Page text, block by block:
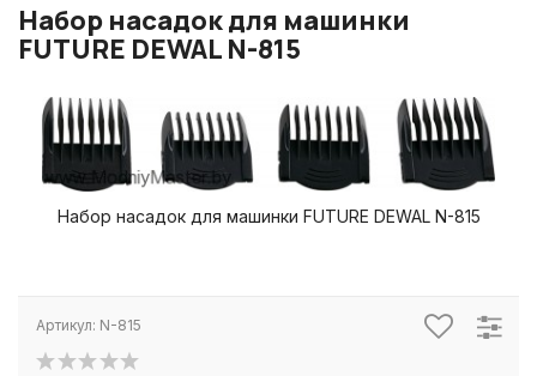
Набор насадок для машинки
FUTURE DEWAL N-815
Набор насадок для машинки FUTURE DEWAL N-815
Артикул: N-815